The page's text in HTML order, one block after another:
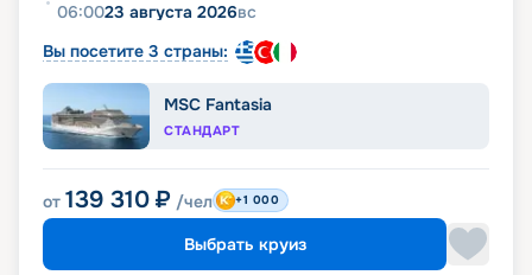
06:0023 августа 2026вс
Вы посетите 3 страны:
MSC Fantasia
СТАНДАРТ
от 139 310 ₽ /чел +1 000
Выбрать круиз